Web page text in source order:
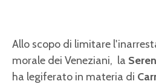
Allo scopo di limitare
morale dei Veneziani, la
ha legiferato in materia di